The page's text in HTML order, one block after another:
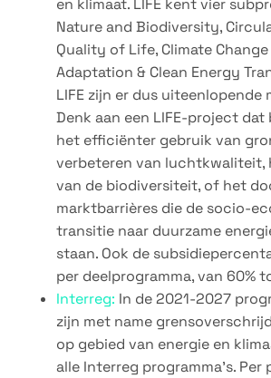
en klimaat. LIFE kent vier
Nature and Biodiversity,
Quality of Life, Climate
Adaptation & Clean Energy
LIFE zijn er dus uiteenlopende
Denk aan een LIFE-project
het efficiënter gebruik van
verbeteren van luchtkwaliteit,
van de biodiversiteit, of het
marktbarrières die de socio-
transitie naar duurzame
staan. Ook de
per deelprogramma, van 60%
Interreg: In de 2021-2027
zijn met name
op gebied van energie en
alle Interreg programma’s. Per